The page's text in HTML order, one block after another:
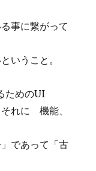
事に繋がって
いうこと。
ためのUI
れに 機能、
であって「古